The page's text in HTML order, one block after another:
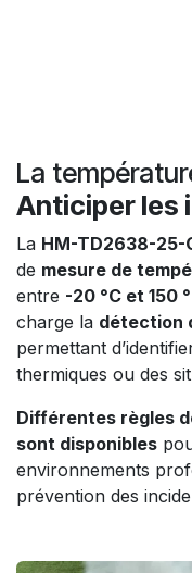
La
Anticiper les
La HM-TD2638-25-
de mesure de
entre -20 °C et 150
charge la détection
permettant
thermiques ou des
Différentes règles
sont disponibles
environnements
prévention des